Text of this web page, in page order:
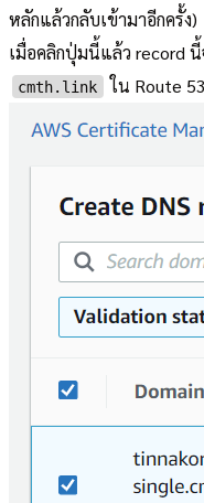
หลักแล้วกลับเข้ามาอีกครั้ง)
เมื่อคลิกปุ่มนี้แล้ว record
cmth.link ใน Route